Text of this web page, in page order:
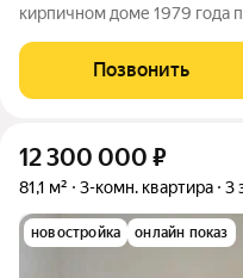
кирпичном доме 1979 года
кухня занимает 8 кв. м.
этажного кирпичного дома.
Позвонить
12 300 000 ₽
81,1 м² 3-комн. квартира 3
новостройка онлайн показ